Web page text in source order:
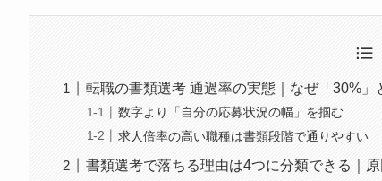
転職の書類選考 通過率の実態｜なぜ「30%
数字より「自分の応募状況の幅」を掴む
求人倍率の高い職種は書類段階で通りやすい
書類選考で落ちる理由は4つに分類できる｜